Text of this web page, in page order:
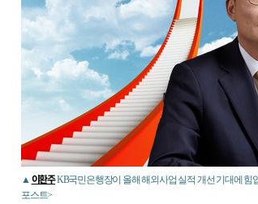
▲ 이환주KB국민은행장이 올해 해외사업 실적 개선 기대에 힘
포스트>